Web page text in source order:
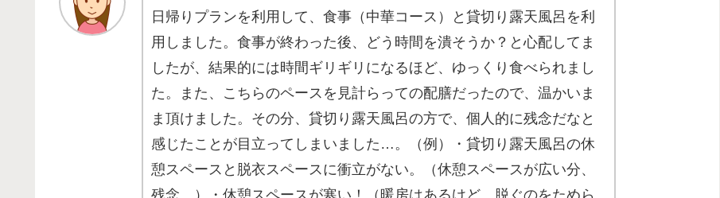
日帰りプランを利用して、食事（中華コース）と貸切り露天風呂を利
用しました。食事が終わった後、どう時間を潰そうか？と心配してま
したが、結果的には時間ギリギリになるほど、ゆっくり食べられまし
た。また、こちらのペースを見計らっての配膳だったので、温かいま
ま頂けました。その分、貸切り露天風呂の方で、個人的に残念だなと
感じたことが目立ってしまいました…。（例）・貸切り露天風呂の休
憩スペースと脱衣スペースに衝立がない。（休憩スペースが広い分、
残念…）・休憩スペースが寒い！（暖房はあるけど、脱ぐのをためら